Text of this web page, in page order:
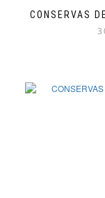
CONSERVAS